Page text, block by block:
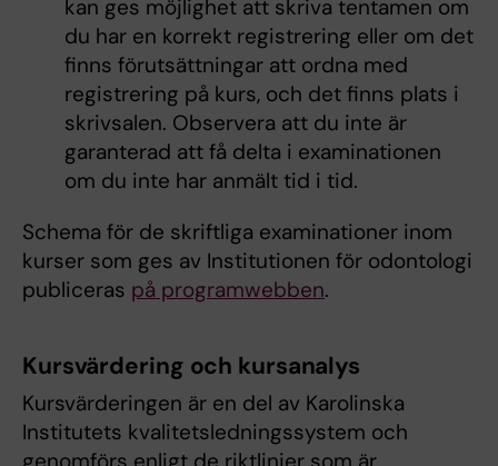
kan ges möjlighet att skriva tentamen om
du har en korrekt registrering eller om det
finns förutsättningar att ordna med
registrering på kurs, och det finns plats i
skrivsalen. Observera att du inte är
garanterad att få delta i examinationen
om du inte har anmält tid i tid.
Schema för de skriftliga examinationer inom
kurser som ges av Institutionen för odontologi
publiceras på programwebben.
Kursvärdering och kursanalys
Kursvärderingen är en del av Karolinska
Institutets kvalitetsledningssystem och